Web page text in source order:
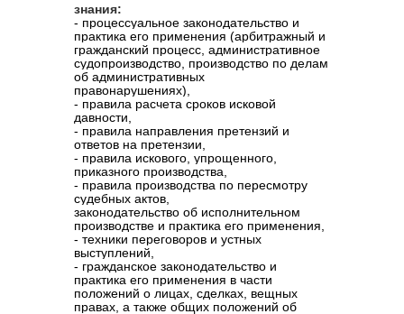
знания:
- процессуальное законодательство и
практика его применения (арбитражный и
гражданский процесс, административное
судопроизводство, производство по делам
об административных
правонарушениях),
- правила расчета сроков исковой
давности,
- правила направления претензий и
ответов на претензии,
- правила искового, упрощенного,
приказного производства,
- правила производства по пересмотру
судебных актов,
законодательство об исполнительном
производстве и практика его применения,
- техники переговоров и устных
выступлений,
- гражданское законодательство и
практика его применения в части
положений о лицах, сделках, вещных
правах, а также общих положений об